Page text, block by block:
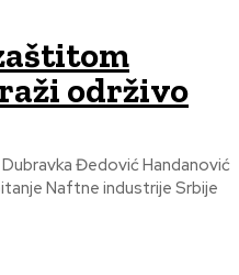
održivo
Đedović Handanović
Naftne industrije Srbije